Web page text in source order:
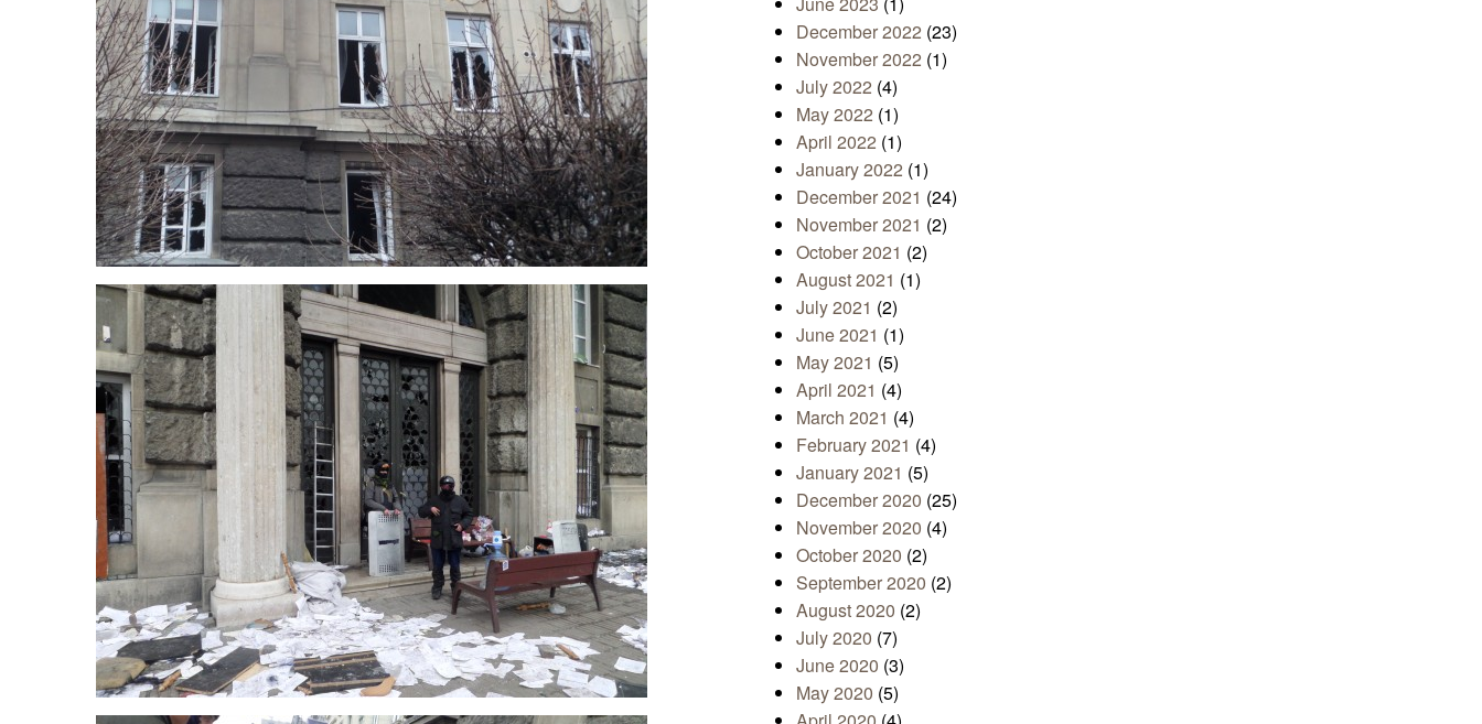
December 2022 (23)
November 2022 (1)
July 2022 (4)
May 2022 (1)
April 2022 (1)
January 2022 (1)
December 2021 (24)
November 2021 (2)
October 2021 (2)
August 2021 (1)
July 2021 (2)
June 2021 (1)
May 2021 (5)
April 2021 (4)
March 2021 (4)
February 2021 (4)
January 2021 (5)
December 2020 (25)
November 2020 (4)
October 2020 (2)
September 2020 (2)
August 2020 (2)
July 2020 (7)
June 2020 (3)
May 2020 (5)